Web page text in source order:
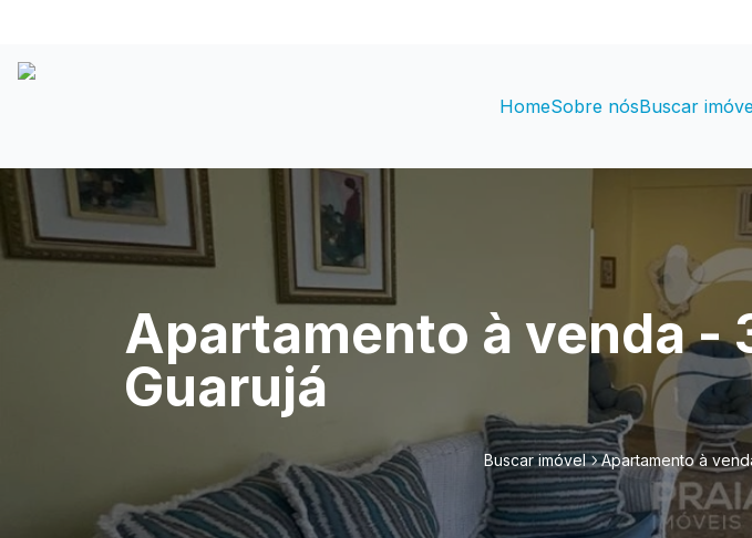
HomeSobre nósBuscar
Apartamento à venda -
Guarujá
Buscar imóvel Apartamento à